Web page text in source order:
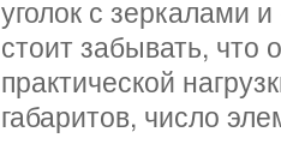
уголок с зеркалами
стоит забывать, что
практической
габаритов, число